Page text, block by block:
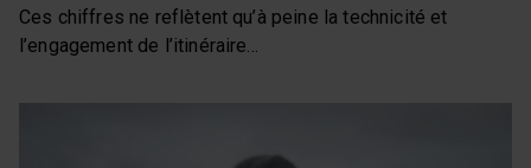
Ces chiffres ne reflètent qu’à peine la technicité et
l’engagement de l’itinéraire…